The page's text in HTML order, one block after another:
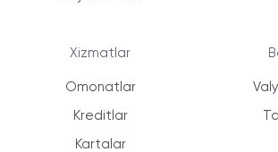
Xizmatlar
Omonatlar
Kreditlar
Kartalar